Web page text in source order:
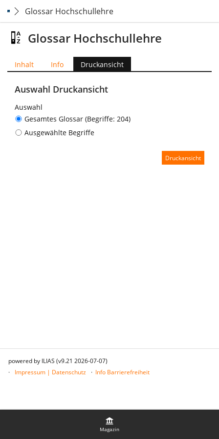
Glossar Hochschullehre
Magazin
Glossar Hochschullehre
Inhalt Info Druckansicht
Auswahl Druckansicht
Auswahl
Gesamtes Glossar (Begriffe: 204)
Ausgewählte Begriffe
powered by ILIAS (v9.21 2026-07-07)
Impressum | Datenschutz
Info Barrierefreiheit